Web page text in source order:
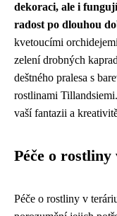
dekoraci, ale i
radost po dlouhou
kvetoucími
zelení drobných
deštného pralesa s
rostlinami
vaší fantazii a
Péče o
Péče o rostliny v